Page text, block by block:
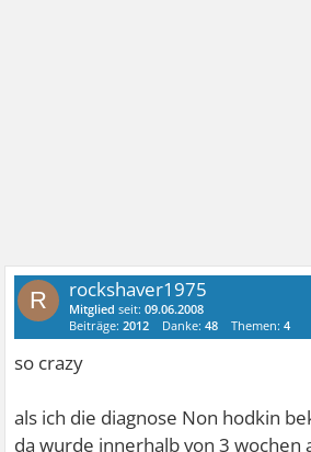
R rockshaver1975
Mitglied seit:09.06.2008
Beiträge:2012 Danke:48 Themen:4
so crazy
als ich die diagnose Non hodkin
da wurde innerhalb von 3 wochen